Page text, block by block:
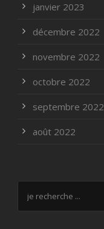
janvier 2023
décembre 2022
novembre 2022
octobre 2022
septembre 2022
août 2022